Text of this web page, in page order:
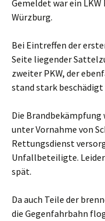
Gemeldet war ein
Würzburg.
Bei Eintreffen der
Seite liegender
zweiter PKW, der
stand stark
Die Brandbekämpfung
unter Vornahme von
Rettungsdienst
Unfallbeteiligte.
spät.
Da auch Teile der
die Gegenfahrbahn